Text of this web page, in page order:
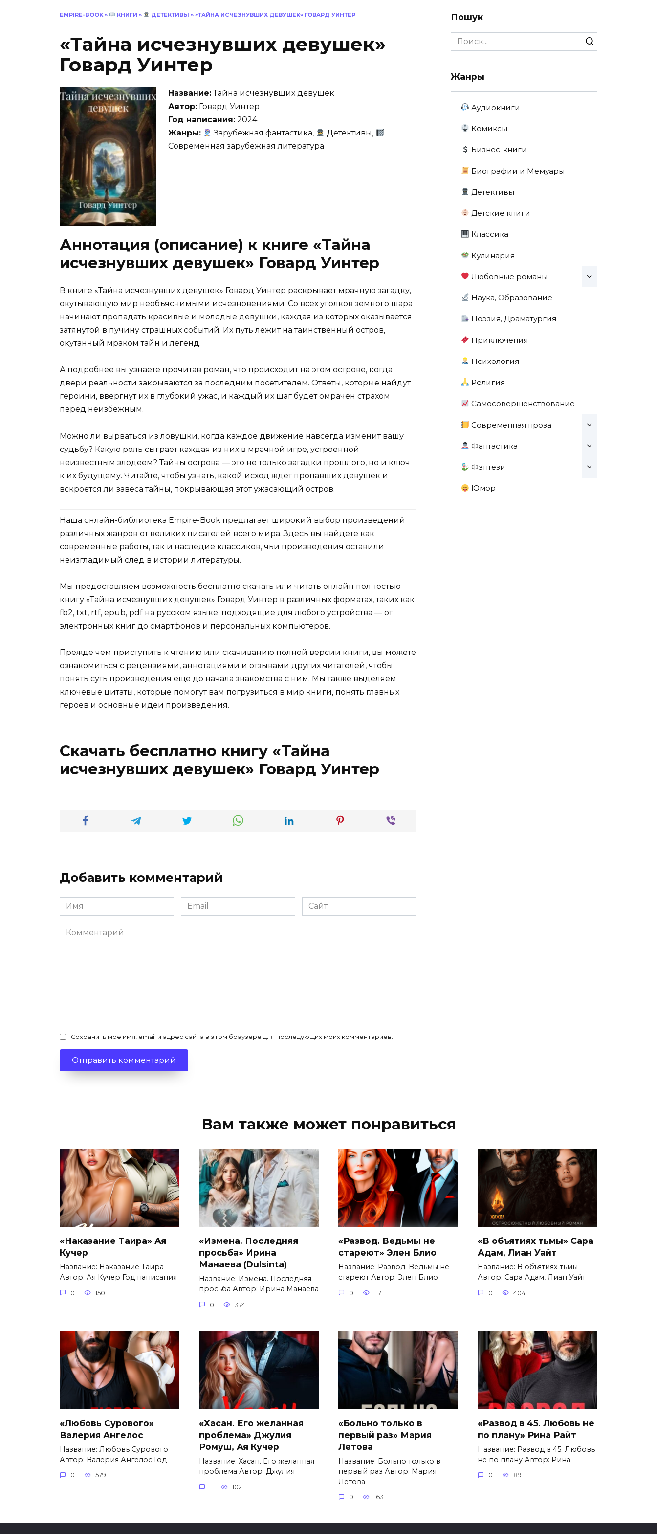
EMPIRE-BOOK » КНИГИ » ДЕТЕКТИВЫ » «ТАЙНА ИСЧЕЗНУВШИХ ДЕВУШЕК» ГОВАРД УИНТЕР
«Тайна исчезнувших девушек»
Говард Уинтер
Название:Тайна исчезнувших девушек
Автор: Говард Уинтер
Год написания: 2024
Жанры:
Зарубежная фантастика,
Детективы,
Современная зарубежная литература
Аннотация (описание) к книге «Тайна
исчезнувших девушек» Говард Уинтер
В книге «Тайна исчезнувших девушек» Говард Уинтер раскрывает мрачную загадку,
окутывающую мир необъяснимыми исчезновениями. Со всех уголков земного шара
начинают пропадать красивые и молодые девушки, каждая из которых оказывается
затянутой в пучину страшных событий. Их путь лежит на таинственный остров,
окутанный мраком тайн и легенд.
А подробнее вы узнаете прочитав роман, что происходит на этом острове, когда
двери реальности закрываются за последним посетителем. Ответы, которые найдут
героини, ввергнут их в глубокий ужас, и каждый их шаг будет омрачен страхом
перед неизбежным.
Можно ли вырваться из ловушки, когда каждое движение навсегда изменит вашу
судьбу? Какую роль сыграет каждая из них в мрачной игре, устроенной
неизвестным злодеем? Тайны острова — это не только загадки прошлого, но и ключ
к их будущему. Читайте, чтобы узнать, какой исход ждет пропавших девушек и
вскроется ли завеса тайны, покрывающая этот ужасающий остров.
Наша онлайн-библиотека Empire-Book предлагает широкий выбор произведений
различных жанров от великих писателей всего мира. Здесь вы найдете как
современные работы, так и наследие классиков, чьи произведения оставили
неизгладимый след в истории литературы.
Мы предоставляем возможность бесплатно скачать или читать онлайн полностью
книгу «Тайна исчезнувших девушек» Говард Уинтер в различных форматах, таких как
fb2, txt, rtf, epub, pdf на русском языке, подходящие для любого устройства — от
электронных книг до смартфонов и персональных компьютеров.
Прежде чем приступить к чтению или скачиванию полной версии книги, вы можете
ознакомиться с рецензиями, аннотациями и отзывами других читателей, чтобы
понять суть произведения еще до начала знакомства с ним. Мы также выделяем
ключевые цитаты, которые помогут вам погрузиться в мир книги, понять главных
героев и основные идеи произведения.
Скачать бесплатно книгу «Тайна
исчезнувших девушек» Говард Уинтер
Добавить комментарий
Имя
*
Email
*
Сайт
Комментарий
Сохранить моё имя, email и адрес сайта в этом браузере для последующих моих комментариев.
Пошук
Search
for:
Жанры
Аудиокниги
Комиксы
Бизнес-книги
Биографии и Мемуары
Детективы
Детские книги
Классика
Кулинария
Любовные романы
Наука, Образование
Поэзия, Драматургия
Приключения
Психология
Религия
Самосовершенствование
Современная проза
Фантастика
Фэнтези
Юмор
Вам также может понравиться
«Наказание Таира» Ая
Кучер
Название: Наказание Таира
Автор: Ая Кучер Год написания
0 150
«Измена. Последняя
просьба» Ирина
Манаева (Dulsinta)
Название: Измена. Последняя
просьба Автор: Ирина Манаева
0 374
«Развод. Ведьмы не
стареют» Элен Блио
Название: Развод. Ведьмы не
стареют Автор: Элен Блио
0 117
«В объятиях тьмы» Сара
Адам, Лиан Уайт
Название: В объятиях тьмы
Автор: Сара Адам, Лиан Уайт
0 404
«Любовь Сурового»
Валерия Ангелос
Название: Любовь Сурового
Автор: Валерия Ангелос Год
0 579
«Хасан. Его желанная
проблема» Джулия
Ромуш, Ая Кучер
Название: Хасан. Его желанная
проблема Автор: Джулия
1 102
«Больно только в
первый раз» Мария
Летова
Название: Больно только в
первый раз Автор: Мария
Летова
0 163
«Развод в 45. Любовь не
по плану» Рина Райт
Название: Развод в 45. Любовь
не по плану Автор: Рина
0 89